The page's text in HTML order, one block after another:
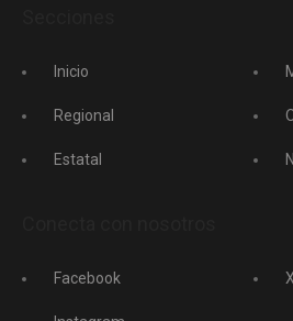
Inicio
Regional
Estatal
Facebook